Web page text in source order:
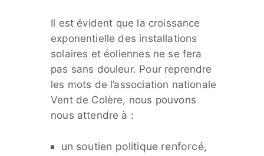
Il est évident que la croissance
exponentielle des installations
solaires et éoliennes ne se fera
pas sans douleur. Pour reprendre
les mots de l’association nationale
Vent de Colère, nous pouvons
nous attendre à :
un soutien politique renforcé,